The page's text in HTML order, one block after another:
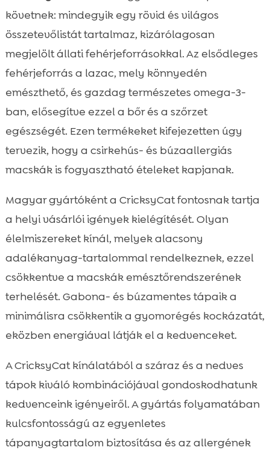
követnek: mindegyik egy rövid és világos
összetevőlistát tartalmaz, kizárólagosan
megjelölt állati fehérjeforrásokkal. Az elsődleges
fehérjeforrás a lazac, mely könnyedén
emészthető, és gazdag természetes omega-3-
ban, elősegítve ezzel a bőr és a szőrzet
egészségét. Ezen termékeket kifejezetten úgy
tervezik, hogy a csirkehús- és búzaallergiás
macskák is fogyasztható ételeket kapjanak.
Magyar gyártóként a CricksyCat fontosnak tartja
a helyi vásárlói igények kielégítését. Olyan
élelmiszereket kínál, melyek alacsony
adalékanyag-tartalommal rendelkeznek, ezzel
csökkentve a macskák emésztőrendszerének
terhelését. Gabona- és búzamentes tápaik a
minimálisra csökkentik a gyomorégés kockázatát,
eközben energiával látják el a kedvenceket.
A CricksyCat kínálatából a száraz és a nedves
tápok kiváló kombinációjával gondoskodhatunk
kedvenceink igényeiről. A gyártás folyamatában
kulcsfontosságú az egyenletes
tápanyagtartalom biztosítása és az allergének